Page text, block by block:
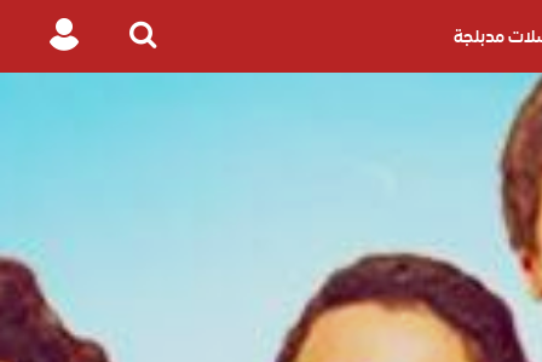
مدبلجة
Search
for
Login